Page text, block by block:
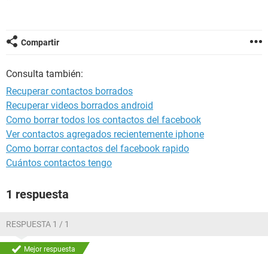
Compartir
Consulta también:
Recuperar contactos borrados
Recuperar videos borrados android
Como borrar todos los contactos del facebook
Ver contactos agregados recientemente iphone
Como borrar contactos del facebook rapido
Cuántos contactos tengo
1 respuesta
RESPUESTA 1 / 1
Mejor respuesta